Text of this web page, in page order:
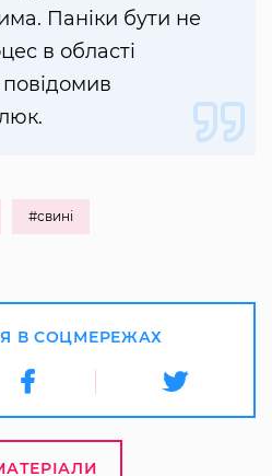
Паніки бути не
в області
#свині
В СОЦМЕРЕЖАХ